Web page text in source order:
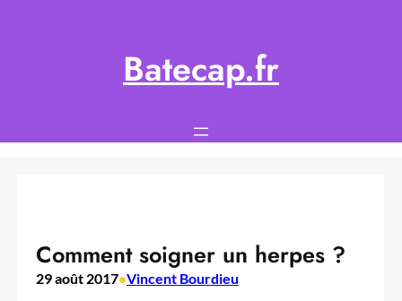
Batecap.fr
Comment soigner un herpes ?
29 août 2017•Vincent Bourdieu